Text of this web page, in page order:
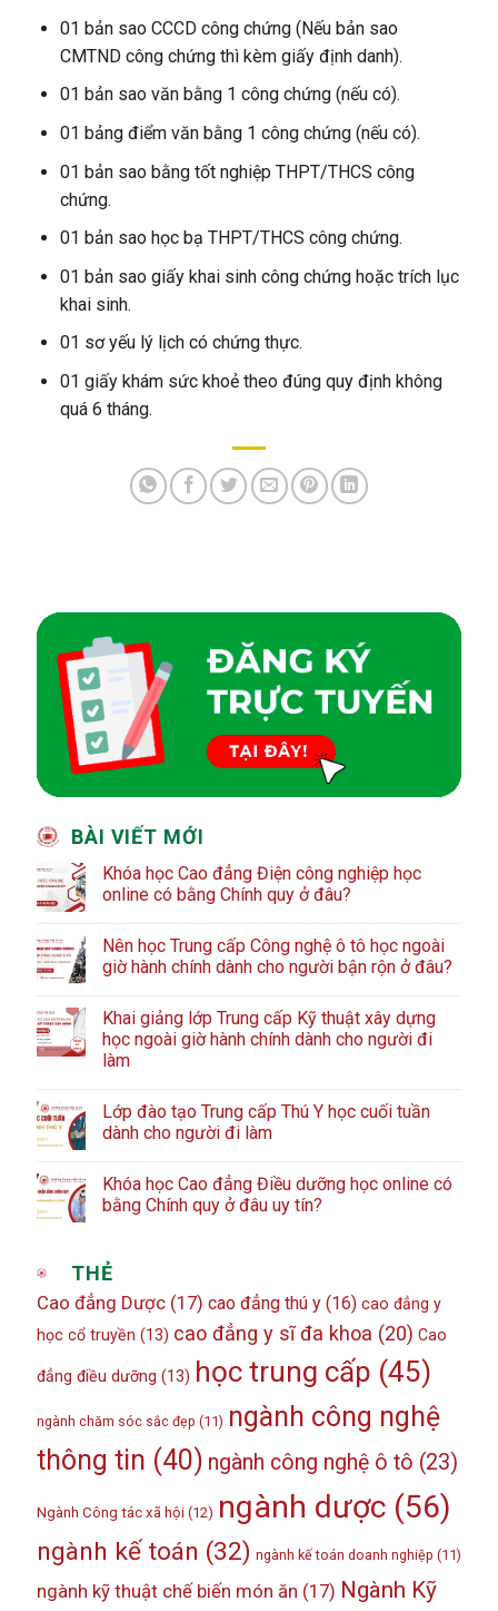
01 bản sao CCCD công chứng (Nếu bản sao
CMTND công chứng thì kèm giấy định danh).
01 bản sao văn bằng 1 công chứng (nếu có).
01 bảng điểm văn bằng 1 công chứng (nếu có).
01 bản sao bằng tốt nghiệp THPT/THCS công
chứng.
01 bản sao học bạ THPT/THCS công chứng.
01 bản sao giấy khai sinh công chứng hoặc trích lục
khai sinh.
01 sơ yếu lý lịch có chứng thực.
01 giấy khám sức khoẻ theo đúng quy định không
quá 6 tháng.
BÀI VIẾT MỚI
Khóa học Cao đẳng Điện công nghiệp học
online có bằng Chính quy ở đâu?
Nên học Trung cấp Công nghệ ô tô học ngoài
giờ hành chính dành cho người bận rộn ở đâu?
Khai giảng lớp Trung cấp Kỹ thuật xây dựng
học ngoài giờ hành chính dành cho người đi
làm
Lớp đào tạo Trung cấp Thú Y học cuối tuần
dành cho người đi làm
Khóa học Cao đẳng Điều dưỡng học online có
bằng Chính quy ở đâu uy tín?
THẺ
Cao đẳng Dược(17) cao đẳng thú y(16) cao đẳng y
học cổ truyền (13) cao đẳng y sĩ đa khoa (20) Cao
đẳng điều dưỡng (13) học trung cấp (45)
ngành chăm sóc sắc đẹp (11) ngành công nghệ
thông tin (40) ngành công nghệ ô tô (23)
Ngành Công tác xã hội(12) ngành dược(56)
ngành kế toán (32) ngành kế toán doanh nghiệp (11)
ngành kỹ thuật chế biến món ăn (17) Ngành Kỹ